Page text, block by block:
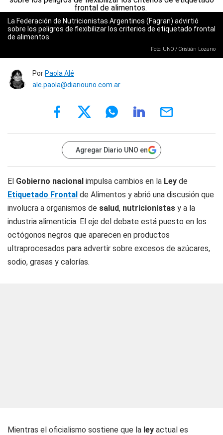
La Federación de Nutricionistas Argentinos (Fagran) advirtió
sobre los peligros de flexibilizar los criterios de etiquetado frontal
de alimentos.
Foto: UNO / Cristián Lozano
Por Paola Alé
ale.paola@diariouno.com.ar
Agregar Diario UNO en
El Gobierno nacional impulsa cambios en la Ley de
Etiquetado Frontal de Alimentos y abrió una discusión que
involucra a organismos de salud, nutricionistas y a la
industria alimenticia. El eje del debate está puesto en los
octógonos negros que aparecen en productos
ultraprocesados para advertir sobre excesos de azúcares,
sodio, grasas y calorías.
Mientras el oficialismo sostiene que la ley actual es